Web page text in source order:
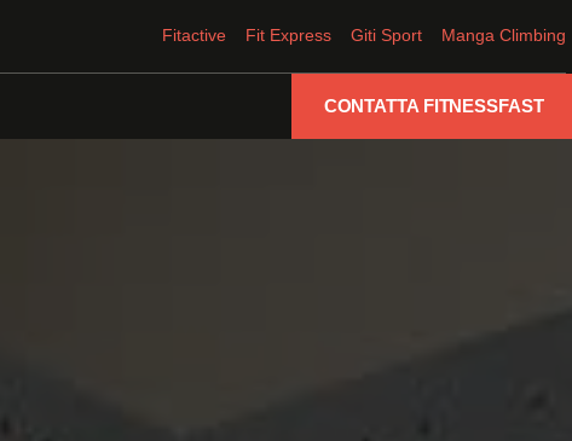
Fitactive Fit Express Giti Sport Manga Climbing
CONTATTA FITNESSFAST